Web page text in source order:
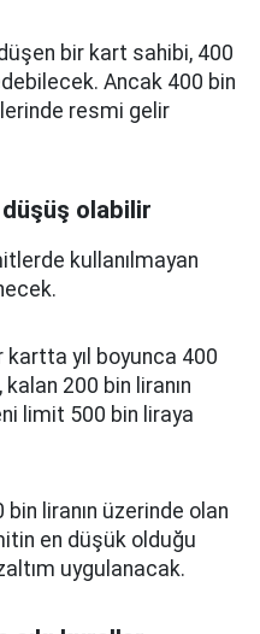
bir kart sahibi, 400
Ancak 400 bin
resmi gelir
olabilir
kullanılmayan
yıl boyunca 400
200 bin liranın
limit 500 bin liraya
liranın üzerinde olan
en düşük olduğu
uygulanacak.